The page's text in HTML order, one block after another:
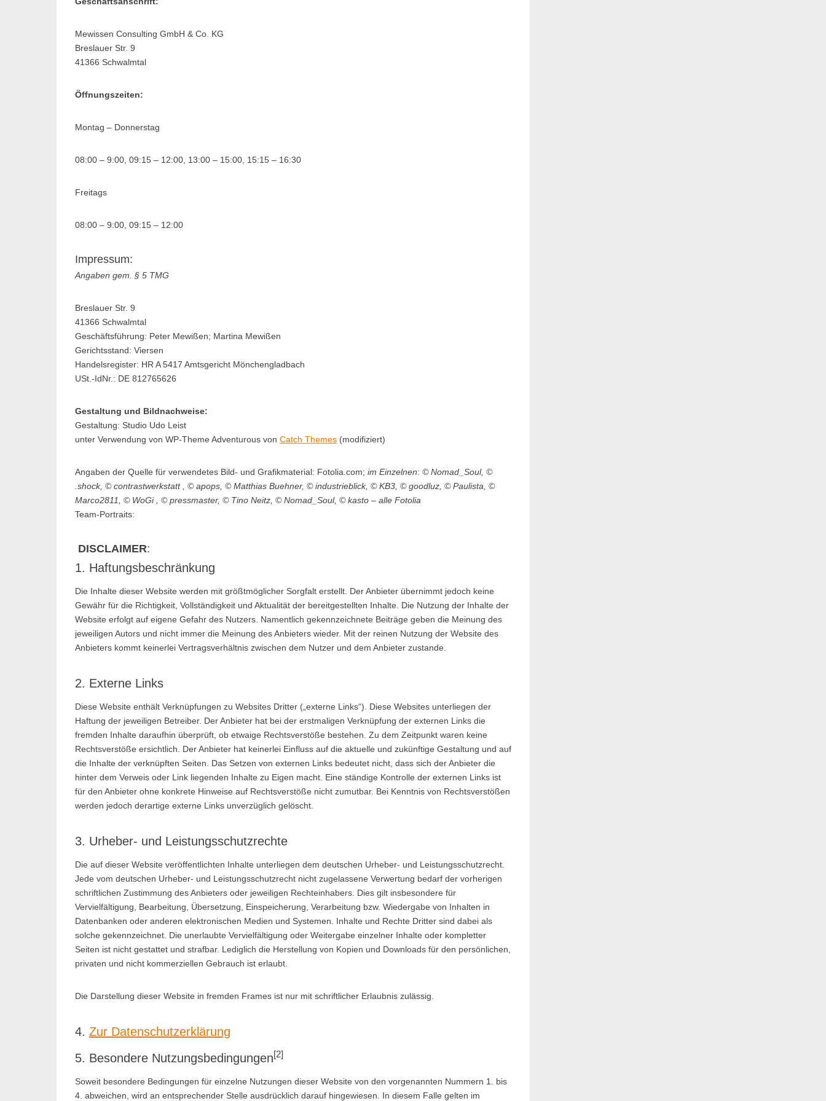
Mewissen Consulting GmbH & Co. KG
Breslauer Str. 9
41366 Schwalmtal
Öffnungszeiten:
Montag – Donnerstag
08:00 – 9:00, 09:15 – 12:00, 13:00 – 15:00, 15:15 – 16:30
Freitags
08:00 – 9:00, 09:15 – 12:00
Impressum:
Angaben gem. § 5 TMG
Breslauer Str. 9
41366 Schwalmtal
Geschäftsführung: Peter Mewißen; Martina Mewißen
Gerichtsstand: Viersen
Handelsregister: HR A 5417 Amtsgericht Mönchengladbach
USt.-IdNr.: DE 812765626
Gestaltung und Bildnachweise:
Gestaltung: Studio Udo Leist
unter Verwendung von WP-Theme Adventurous von Catch Themes (modifiziert)
Angaben der Quelle für verwendetes Bild- und Grafikmaterial: Fotolia.com; im Einzelnen: © Nomad_Soul, ©
.shock, © contrastwerkstatt , © apops, © Matthias Buehner, © industrieblick, © KB3, © goodluz, © Paulista, ©
Marco2811, © WoGi , © pressmaster, © Tino Neitz, © Nomad_Soul, © kasto – alle Fotolia
Team-Portraits:
DISCLAIMER:
1. Haftungsbeschränkung
Die Inhalte dieser Website werden mit größtmöglicher Sorgfalt erstellt. Der Anbieter übernimmt jedoch keine
Gewähr für die Richtigkeit, Vollständigkeit und Aktualität der bereitgestellten Inhalte. Die Nutzung der Inhalte der
Website erfolgt auf eigene Gefahr des Nutzers. Namentlich gekennzeichnete Beiträge geben die Meinung des
jeweiligen Autors und nicht immer die Meinung des Anbieters wieder. Mit der reinen Nutzung der Website des
Anbieters kommt keinerlei Vertragsverhältnis zwischen dem Nutzer und dem Anbieter zustande.
2. Externe Links
Diese Website enthält Verknüpfungen zu Websites Dritter („externe Links“). Diese Websites unterliegen der
Haftung der jeweiligen Betreiber. Der Anbieter hat bei der erstmaligen Verknüpfung der externen Links die
fremden Inhalte daraufhin überprüft, ob etwaige Rechtsverstöße bestehen. Zu dem Zeitpunkt waren keine
Rechtsverstöße ersichtlich. Der Anbieter hat keinerlei Einfluss auf die aktuelle und zukünftige Gestaltung und auf
die Inhalte der verknüpften Seiten. Das Setzen von externen Links bedeutet nicht, dass sich der Anbieter die
hinter dem Verweis oder Link liegenden Inhalte zu Eigen macht. Eine ständige Kontrolle der externen Links ist
für den Anbieter ohne konkrete Hinweise auf Rechtsverstöße nicht zumutbar. Bei Kenntnis von Rechtsverstößen
werden jedoch derartige externe Links unverzüglich gelöscht.
3. Urheber- und Leistungsschutzrechte
Die auf dieser Website veröffentlichten Inhalte unterliegen dem deutschen Urheber- und Leistungsschutzrecht.
Jede vom deutschen Urheber- und Leistungsschutzrecht nicht zugelassene Verwertung bedarf der vorherigen
schriftlichen Zustimmung des Anbieters oder jeweiligen Rechteinhabers. Dies gilt insbesondere für
Vervielfältigung, Bearbeitung, Übersetzung, Einspeicherung, Verarbeitung bzw. Wiedergabe von Inhalten in
Datenbanken oder anderen elektronischen Medien und Systemen. Inhalte und Rechte Dritter sind dabei als
solche gekennzeichnet. Die unerlaubte Vervielfältigung oder Weitergabe einzelner Inhalte oder kompletter
Seiten ist nicht gestattet und strafbar. Lediglich die Herstellung von Kopien und Downloads für den persönlichen,
privaten und nicht kommerziellen Gebrauch ist erlaubt.
Die Darstellung dieser Website in fremden Frames ist nur mit schriftlicher Erlaubnis zulässig.
4. Zur Datenschutzerklärung
5. Besondere Nutzungsbedingungen[2]
Soweit besondere Bedingungen für einzelne Nutzungen dieser Website von den vorgenannten Nummern 1. bis
4. abweichen, wird an entsprechender Stelle ausdrücklich darauf hingewiesen. In diesem Falle gelten im